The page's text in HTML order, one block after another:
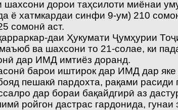
шахсони дорои таҳсилоти миёнаи
ё хатмкардаи синфи 9-ум) 210
сомонӣ аст.
даи Ҳукумати Ҷумҳурии
ва шахсони то 21-солае, ки
дар ИМД имтиёз доранд.
барои иштирок дар ИМД дар
пешакӣ пардохта, рақами
дар бораи бақайдгирӣ аз
ройгон дастрас гардонида,